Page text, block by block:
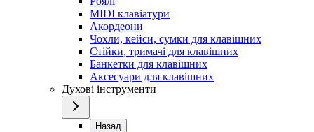
MIDI клавіатури
Акордеони
Чохли, кейси, сумки для клавішних
Стійки, тримачі для клавішних
Банкетки для клавішних
Аксесуари для клавішних
Духові інструменти
Назад